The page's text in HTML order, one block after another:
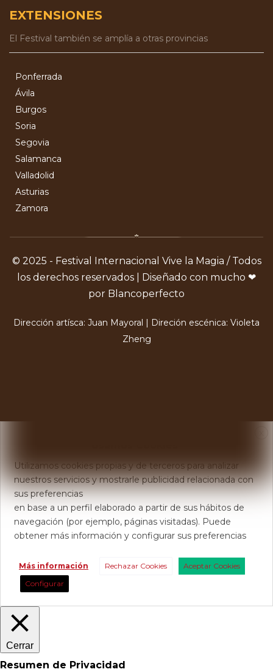
EXTENSIONES
El Festival también se amplía a otras provincias
Ponferrada
Ávila
Burgos
Soria
Segovia
Salamanca
Valladolid
Asturias
Zamora
© 2025 - Festival Internacional Vive la Magia / Todos
los derechos reservados | Diseñado con mucho ❤
por Blancoperfecto
Dirección artísca: Juan Mayoral | Direción escénica: Violeta
Zheng
Utilizamos cookies propias y de terceros para analizar
nuestros servicios y mostrarle publicidad relacionada con
sus preferencias
en base a un perfil elaborado a partir de sus hábitos de
navegación (por ejemplo, páginas visitadas). Puede
obtener más información y configurar sus preferencias
Más información Rechazar Cookies
Aceptar Cookies
Configurar
Cerrar
Resumen de Privacidad